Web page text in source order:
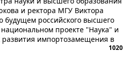
и ректора МГУ Виктора
будущем российского высшего
проекте "Наука" и
развития импортозамещения в
1020